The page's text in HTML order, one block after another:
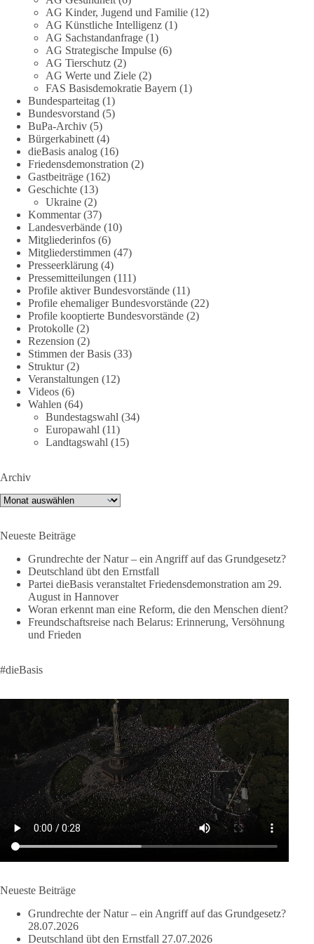
grundgesetz/
🟩🟩🟦🟦🟥🟥🟧🟧
Es ging weniger um fertige Antworten als um eine Debatte
darüber, wie Freiheit, Verantwortung, Naturschutz und
Grundrechte in einer demokratischen Gesellschaft künftig
miteinander in Einklang gebracht werden können.
#dieBasis #natur #grundrechte
7 8
DieBasis
2 Tage(n) zuvor
Jetzt dieBasis Sachsen-Anhalt unterstützen!
Die Landtagswahl 2026 in Sachsen-Anhalt findet am 6.
September statt. Die Inhalte stehen – jetzt müssen sie gesehen,
geteilt und diskutiert werden.
Folge unseren Kanälen:
Facebook:
https://www.facebook.com/groups/diebasissachsenanhalt/
Instragram:
https://www.instagram.com/die_basis_sachsen_anhalt/
Tiktok: https://www.tiktok.com/@diebasis_sachsenanhalt
🟩🟩🟦🟦🟥🟥🟧🟧
Menschen mitbekommen, wofür wir stehen und warum es sich
lohnt, dieBasis zu wählen.
Mehr Infos:https://diebasis-st.de/wahlprogramm/
#dieBasis #Landtagswahl
#DeineStimmezählt #jetztunterstützen
58
DieBasis
🔎 Über 100-mal keine Antwort.
Anthony Fauci, Immunologe und Berater des ehemaligen US-
Präsidenten, hat bei einer Anhörung des US-Senats auf mehr
als 100 Fragen die Aussage verweigert. Die juristische
Bewertung werden Gerichte und Ermittlungen klären – auch
auf Basis seines Tagebuches. Doch unabhängig davon zeigt
der Vorgang eines deutlich:
Antworten:
AG Kinder, Jugend und Familie (12)
AG Künstliche Intelligenz (1)
AG Sachstandanfrage (1)
AG Strategische Impulse (6)
AG Tierschutz (2)
AG Werte und Ziele (2)
FAS Basisdemokratie Bayern (1)
Bundesparteitag (1)
Bundesvorstand (5)
BuPa-Archiv (5)
Bürgerkabinett (4)
dieBasis analog (16)
Friedensdemonstration (2)
Gastbeiträge (162)
Geschichte (13)
Ukraine (2)
Kommentar(37)
Landesverbände (10)
Mitgliederinfos (6)
Mitgliederstimmen (47)
Presseerklärung (4)
Pressemitteilungen (111)
Profile aktiver Bundesvorstände (11)
Profile ehemaliger Bundesvorstände (22)
Profile kooptierte Bundesvorstände (2)
Protokolle (2)
Rezension (2)
Stimmen der Basis (33)
Struktur(2)
Veranstaltungen (12)
Videos (6)
Wahlen (64)
Bundestagswahl (34)
Europawahl (11)
Landtagswahl (15)
Archiv
Archiv
Neueste Beiträge
Grundrechte der Natur – ein Angriff auf das Grundgesetz?
Deutschland übt den Ernstfall
Partei dieBasis veranstaltet Friedensdemonstration am 29.
August in Hannover
Woran erkennt man eine Reform, die den Menschen dient?
Freundschaftsreise nach Belarus: Erinnerung, Versöhnung
und Frieden
#dieBasis
Neueste Beiträge
Grundrechte der Natur – ein Angriff auf das Grundgesetz?
28.07.2026
Deutschland übt den Ernstfall 27.07.2026